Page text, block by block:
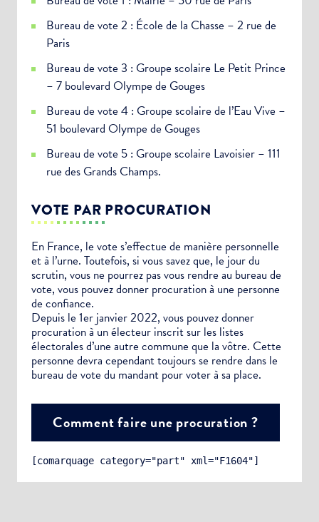
Bureau de vote 2 : École de la Chasse – 2 rue de
Paris
Bureau de vote 3 : Groupe scolaire Le Petit Prince
– 7 boulevard Olympe de Gouges
Bureau de vote 4 : Groupe scolaire de l’Eau Vive –
51 boulevard Olympe de Gouges
Bureau de vote 5 : Groupe scolaire Lavoisier – 111
rue des Grands Champs.
VOTE PAR PROCURATION
En France, le vote s’effectue de manière personnelle
et à l’urne. Toutefois, si vous savez que, le jour du
scrutin, vous ne pourrez pas vous rendre au bureau de
vote, vous pouvez donner procuration à une personne
de confiance.
Depuis le 1er janvier 2022, vous pouvez donner
procuration à un électeur inscrit sur les listes
électorales d’une autre commune que la vôtre. Cette
personne devra cependant toujours se rendre dans le
bureau de vote du mandant pour voter à sa place.
Comment faire une procuration ?
[comarquage category="part" xml="F1604"]